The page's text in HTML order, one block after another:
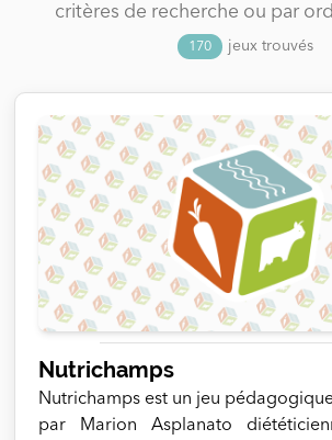
critères de recherche ou par
170 jeux trouvés
Nutrichamps
Nutrichamps est un jeu
par Marion Asplanato